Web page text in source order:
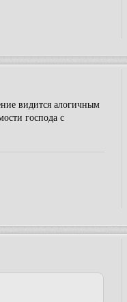
видится алогичным
господа с